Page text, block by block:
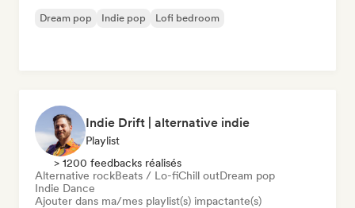
Dream pop Indie pop Lofi bedroom
Indie Drift | alternative indie
Playlist
> 1200 feedbacks réalisés
Alternative rockBeats / Lo-fiChill outDream pop
Indie Dance
Ajouter dans ma/mes playlist(s) impactante(s)